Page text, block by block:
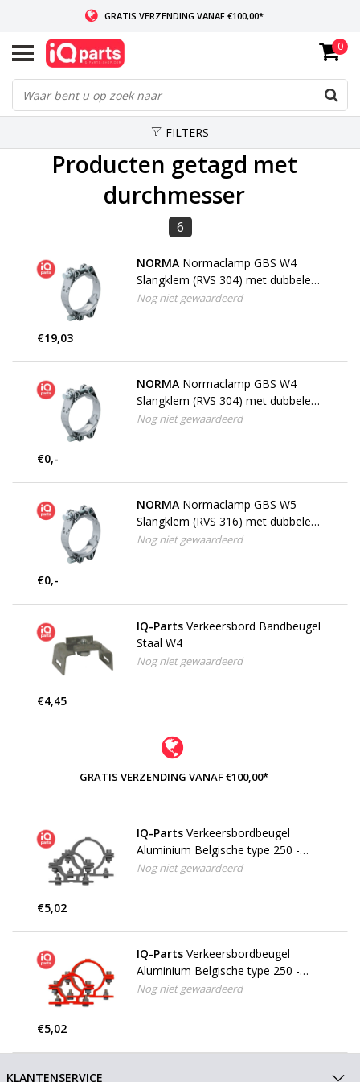
GRATIS VERZENDING VANAF €100,00*
INDIEN VOORRADIG: VOOR 14:00 BESTELD, ZELFDE DAG VERZONDEN
WERELDWIJDE LEVERING
0
FILTERS
Producten getagd met
durchmesser
6
NORMA Normaclamp GBS W4
Slangklem (RVS 304) met dubbele
bout
Nog niet gewaardeerd
€19,03
NORMA Normaclamp GBS W4
Slangklem (RVS 304) met dubbele
bout 30 mm breed
Nog niet gewaardeerd
€0,-
NORMA Normaclamp GBS W5
Slangklem (RVS 316) met dubbele
bout
Nog niet gewaardeerd
€0,-
IQ-Parts Verkeersbord Bandbeugel
Staal W4
Nog niet gewaardeerd
€4,45
GRATIS VERZENDING VANAF €100,00*
IQ-Parts Verkeersbordbeugel
Aluminium Belgische type 250 -
Grijs
Nog niet gewaardeerd
€5,02
IQ-Parts Verkeersbordbeugel
Aluminium Belgische type 250 -
Oranje
Nog niet gewaardeerd
€5,02
KLANTENSERVICE